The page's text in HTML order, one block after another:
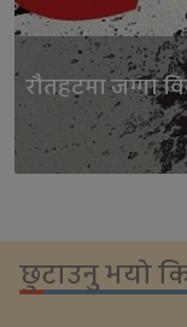
रौतहटमा जग्गा
छुटाउनु भयो